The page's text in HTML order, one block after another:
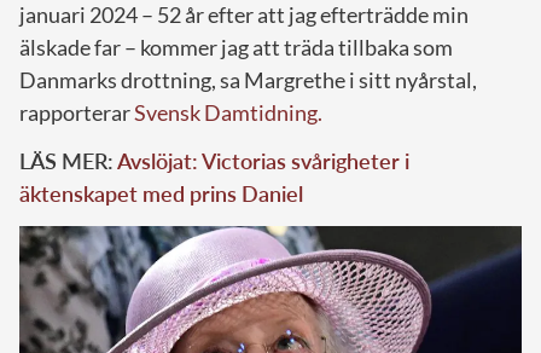
januari 2024 – 52 år efter att jag efterträdde min
älskade far – kommer jag att träda tillbaka som
Danmarks drottning, sa Margrethe i sitt nyårstal,
rapporterarSvensk Damtidning.
LÄS MER:Avslöjat: Victorias svårigheter i
äktenskapet med prins Daniel